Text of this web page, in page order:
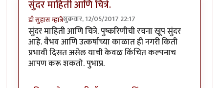
सुंदर माहिती आणि चित्रे.
डॉ सुहास म्हात्रेशुक्रवार, 12/05/2017 22:17
सुंदर माहिती आणि चित्रे. पुष्करिणीची रचना खूप सुंदर
आहे. वैभव आणि उत्कर्षाच्या काळात ही नगरी किती
प्रभावी दिसत असेल याची केवळ किंचित कल्पनाच
आपण करू शकतो. पुभाप्र.